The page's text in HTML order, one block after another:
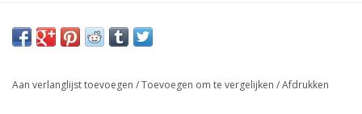
Aan verlanglijst toevoegen /Toevoegen om te vergelijken /Afdrukken